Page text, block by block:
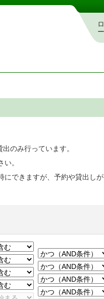
のみ行っています。
い。
にできますが、予約や貸出しが